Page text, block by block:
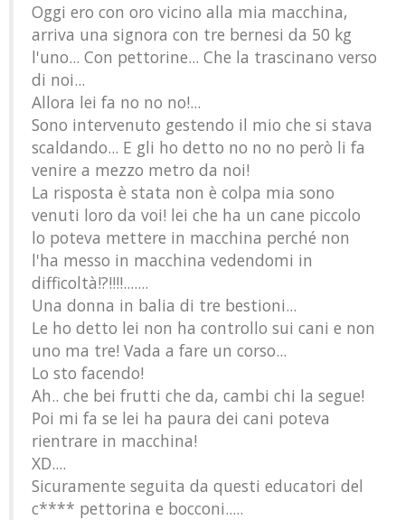
Oggi ero con oro vicino alla mia macchina,
arriva una signora con tre bernesi da 50 kg
l'uno... Con pettorine... Che la trascinano verso
di noi...
Allora lei fa no no no!...
Sono intervenuto gestendo il mio che si stava
scaldando... E gli ho detto no no no però li fa
venire a mezzo metro da noi!
La risposta è stata non è colpa mia sono
venuti loro da voi! lei che ha un cane piccolo
lo poteva mettere in macchina perché non
l'ha messo in macchina vedendomi in
difficoltà!?!!!!.......
Una donna in balia di tre bestioni...
Le ho detto lei non ha controllo sui cani e non
uno ma tre! Vada a fare un corso...
Lo sto facendo!
Ah.. che bei frutti che da, cambi chi la segue!
Poi mi fa se lei ha paura dei cani poteva
rientrare in macchina!
XD....
Sicuramente seguita da questi educatori del
c**** pettorina e bocconi.....